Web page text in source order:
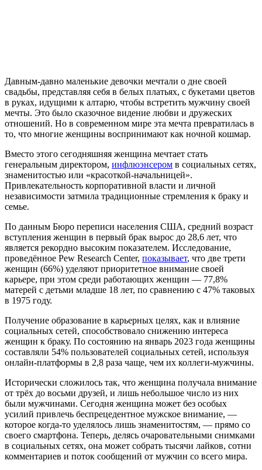
Давным-давно маленькие девочки мечтали о дне своей
свадьбы, представляя себя в белых платьях, с букетами цветов
в руках, идущими к алтарю, чтобы встретить мужчину своей
мечты. Это было сказочное видение любви и дружеских
отношений. Но в современном мире эта мечта превратилась в
то, что многие женщины воспринимают как ночной кошмар.
Вместо этого сегодняшняя женщина мечтает стать
генеральным директором, инфлюэнсером в социальных сетях,
знаменитостью или «красоткой-начальницей».
Привлекательность корпоративной власти и личной
независимости затмила традиционные стремления к браку и
семье.
По данным Бюро переписи населения США, средний возраст
вступления женщин в первый брак вырос до 28,6 лет, что
является рекордно высоким показателем. Исследование,
проведённое Pew Research Center, показывает, что две трети
женщин (66%) уделяют приоритетное внимание своей
карьере, при этом среди работающих женщин — 77,8%
матерей с детьми младше 18 лет, по сравнению с 47% таковых
в 1975 году.
Получение образование в карьерных целях, как и влияние
социальных сетей, способствовало снижению интереса
женщин к браку. По состоянию на январь 2023 года женщины
составляли 54% пользователей социальных сетей, используя
онлайн-платформы в 2,8 раза чаще, чем их коллеги-мужчины.
Исторически сложилось так, что женщина получала внимание
от трёх до восьми друзей, и лишь небольшое число из них
были мужчинами. Сегодня женщина может без особых
усилий привлечь беспрецедентное мужское внимание, —
которое когда-то уделялось лишь знаменитостям, — прямо со
своего смартфона. Теперь, делясь очаровательными снимками
в социальных сетях, она может собрать тысячи лайков, сотни
комментариев и поток сообщений от мужчин со всего мира.